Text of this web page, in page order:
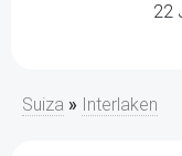
22
Suiza » Interlaken